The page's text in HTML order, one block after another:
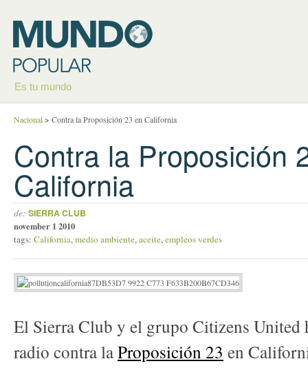
Es tu mundo
Nacional> Contra la Proposición 23 en California
Contra la Proposición
California
de: SIERRA CLUB
november 1 2010
tags: California,medio ambiente,aceite,empleos verdes
El Sierra Club y el grupo Citizens United
radio contra laProposición 23 en